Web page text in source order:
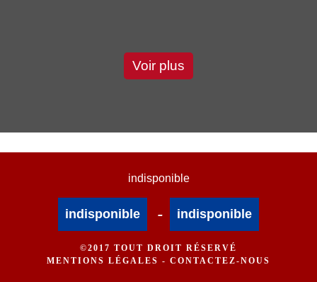
Voir plus
indisponible
indisponible - indisponible
©2017 TOUT DROIT RÉSERVÉ
MENTIONS LÉGALES - CONTACTEZ-NOUS